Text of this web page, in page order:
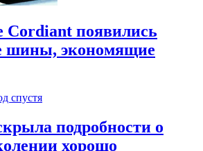
Cordiant появились
шины, экономящие
спустя
подробности о
хорошо